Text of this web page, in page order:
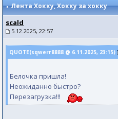
Лента Хокку, Хокку за хокку
scald
5.12.2025, 22:57
QUOTE(sqwerr8888 @ 6.11.2025, 23:15)
Белочка пришла!
Неожиданно быстро?
Перезагрузка!!!